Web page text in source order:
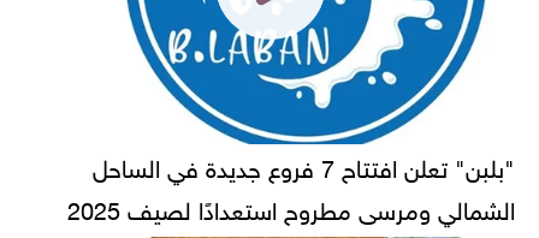
"بلبن" تعلن افتتاح 7 فروع جديدة في الساحل
الشمالي ومرسى مطروح استعدادًا لصيف 2025